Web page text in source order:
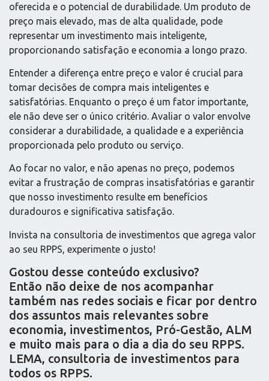
oferecida e o potencial de durabilidade. Um produto de
preço mais elevado, mas de alta qualidade, pode
representar um investimento mais inteligente,
proporcionando satisfação e economia a longo prazo.
Entender a diferença entre preço e valor é crucial para
tomar decisões de compra mais inteligentes e
satisfatórias. Enquanto o preço é um fator importante,
ele não deve ser o único critério. Avaliar o valor envolve
considerar a durabilidade, a qualidade e a experiência
proporcionada pelo produto ou serviço.
Ao focar no valor, e não apenas no preço, podemos
evitar a frustração de compras insatisfatórias e garantir
que nosso investimento resulte em benefícios
duradouros e significativa satisfação.
Invista na consultoria de investimentos que agrega valor
ao seu RPPS, experimente o justo!
Gostou desse conteúdo exclusivo?
Então não deixe de nos acompanhar
também nas redes sociais e ficar por dentro
dos assuntos mais relevantes sobre
economia, investimentos, Pró-Gestão, ALM
e muito mais para o dia a dia do seu RPPS.
LEMA, consultoria de investimentos para
todos os RPPS.